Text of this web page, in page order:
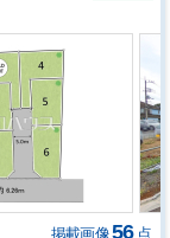
掲載画像56 点